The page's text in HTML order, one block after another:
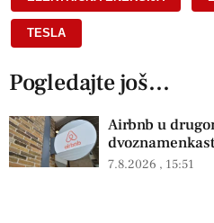
TESLA
Pogledajte još...
Airbnb u
7.8.2026 15:51